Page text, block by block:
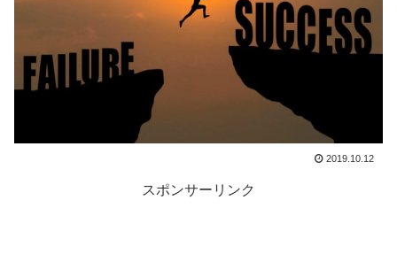
2019.10.12
スポンサーリンク